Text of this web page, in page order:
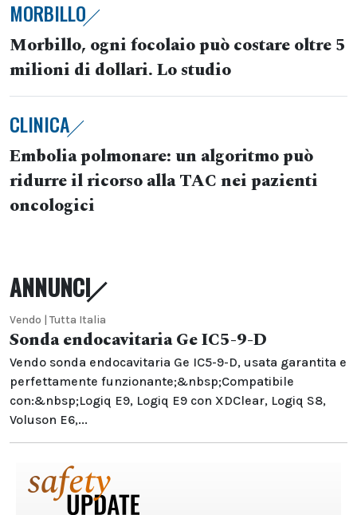
MORBILLO
Morbillo, ogni focolaio può costare oltre 5
milioni di dollari. Lo studio
CLINICA
Embolia polmonare: un algoritmo può
ridurre il ricorso alla TAC nei pazienti
oncologici
ANNUNCI
Vendo | Tutta Italia
Sonda endocavitaria Ge IC5-9-D
Vendo sonda endocavitaria Ge IC5-9-D, usata garantita e
perfettamente funzionante;&nbsp;Compatibile
con:&nbsp;Logiq E9, Logiq E9 con XDClear, Logiq S8,
Voluson E6,...